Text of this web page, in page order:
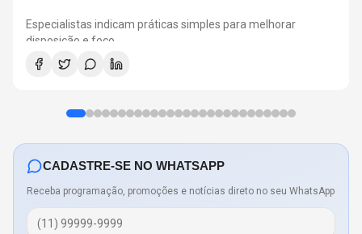
Especialistas indicam práticas simples para melhorar
disposição e foco
CADASTRE-SE NO WHATSAPP
Receba programação, promoções e notícias direto no seu WhatsApp